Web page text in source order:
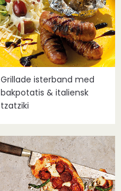
Grillade isterband med
bakpotatis & italiensk
tzatziki